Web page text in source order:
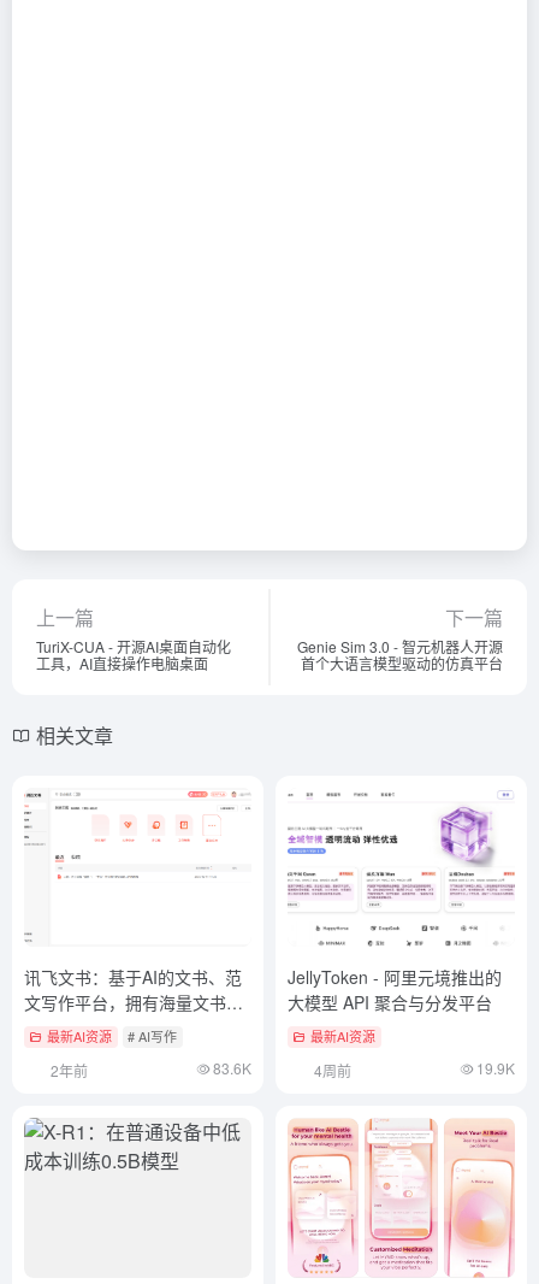
上一篇
TuriX-CUA - 开源AI桌面自动化
工具，AI直接操作电脑桌面
下一篇
Genie Sim 3.0 - 智元机器人开源
首个大语言模型驱动的仿真平台
相关文章
讯飞文书：基于AI的文书、范
文写作平台，拥有海量文书素
材 最新AI资源 # AI写作
2年前 83.6K
JellyToken - 阿里元境推出的
大模型 API 聚合与分发平台
最新AI资源
4周前 19.9K